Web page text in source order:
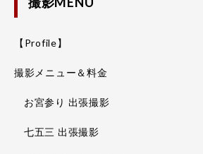
【Profile】
撮影メニュー＆料金
お宮参り 出張撮影
七五三 出張撮影